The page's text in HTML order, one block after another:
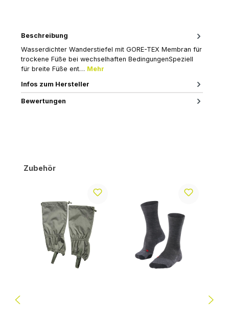
Beschreibung
Wasserdichter Wanderstiefel mit GORE-TEX Membran für
trockene Füße bei wechselhaften BedingungenSpeziell
für breite Füße ent… Mehr
Infos zum Hersteller
Bewertungen
Produktgalerie überspringen
Zubehör